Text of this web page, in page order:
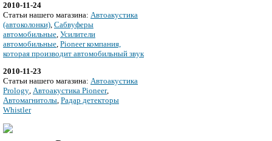
2010-11-24
Cтатьи нашего магазина: Автоакустика
(автоколонки), Сабвуферы
автомобильные, Усилители
автомобильные, Pioneer компания,
которая производит автомобильный звук
2010-11-23
Cтатьи нашего магазина: Автоакустика
Prology, Автоакустика Pioneer,
Автомагнитолы, Радар детекторы
Whistler